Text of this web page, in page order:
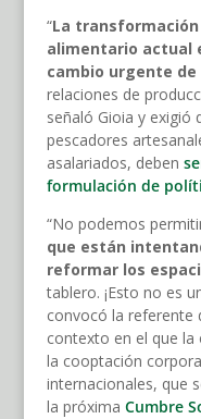
“La
alimentario actual
cambio urgente
relaciones de
señaló Gioia y exigió
pescadores
asalariados, deben
formulación de
“No podemos
que están
reformar los
tablero. ¡Esto no es
convocó la referente
contexto en el que la
la cooptación
internacionales, que
la próxima Cumbre